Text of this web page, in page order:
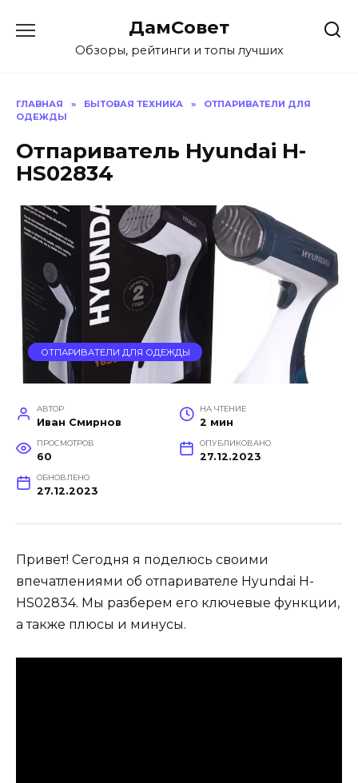
содержанию
ДамСовет
Обзоры, рейтинги и топы лучших
ГЛАВНАЯ » БЫТОВАЯ ТЕХНИКА »
ОТПАРИВАТЕЛИ ДЛЯ
ОДЕЖДЫ
Отпариватель Hyundai H-
HS02834
ОТПАРИВАТЕЛИ ДЛЯ ОДЕЖДЫ
АВТОР
Иван Смирнов
НА ЧТЕНИЕ
2 мин
ПРОСМОТРОВ
60
ОПУБЛИКОВАНО
27.12.2023
ОБНОВЛЕНО
27.12.2023
Привет! Сегодня я поделюсь своими
впечатлениями об отпаривателе Hyundai H-
HS02834. Мы разберем его ключевые функции,
а также плюсы и минусы.